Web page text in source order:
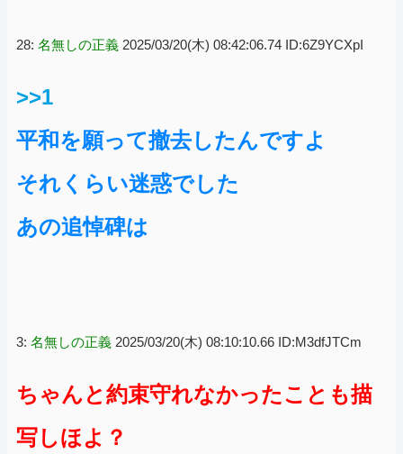
28: 名無しの正義 2025/03/20(木) 08:42:06.74 ID:6Z9YCXpI
>>1
平和を願って撤去したんですよ
それくらい迷惑でした
あの追悼碑は
3: 名無しの正義 2025/03/20(木) 08:10:10.66 ID:M3dfJTCm
ちゃんと約束守れなかったことも描
写しほよ？